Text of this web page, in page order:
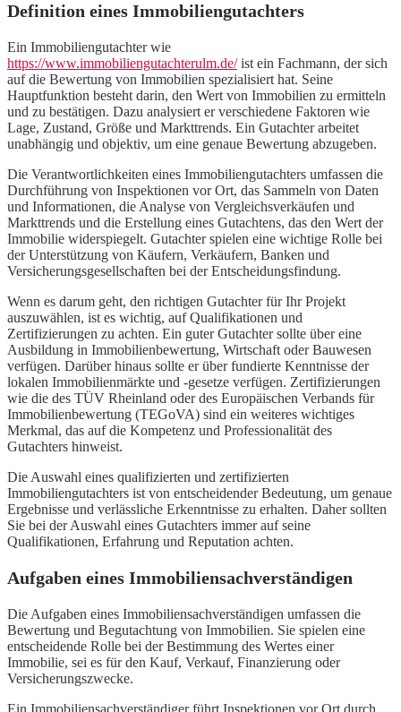
Definition eines Immobiliengutachters
Ein Immobiliengutachter wie
https://www.immobiliengutachterulm.de/ist ein Fachmann, der sich
auf die Bewertung von Immobilien spezialisiert hat. Seine
Hauptfunktion besteht darin, den Wert von Immobilien zu ermitteln
und zu bestätigen. Dazu analysiert er verschiedene Faktoren wie
Lage, Zustand, Größe und Markttrends. Ein Gutachter arbeitet
unabhängig und objektiv, um eine genaue Bewertung abzugeben.
Die Verantwortlichkeiten eines Immobiliengutachters umfassen die
Durchführung von Inspektionen vor Ort, das Sammeln von Daten
und Informationen, die Analyse von Vergleichsverkäufen und
Markttrends und die Erstellung eines Gutachtens, das den Wert der
Immobilie widerspiegelt. Gutachter spielen eine wichtige Rolle bei
der Unterstützung von Käufern, Verkäufern, Banken und
Versicherungsgesellschaften bei der Entscheidungsfindung.
Wenn es darum geht, den richtigen Gutachter für Ihr Projekt
auszuwählen, ist es wichtig, auf Qualifikationen und
Zertifizierungen zu achten. Ein guter Gutachter sollte über eine
Ausbildung in Immobilienbewertung, Wirtschaft oder Bauwesen
verfügen. Darüber hinaus sollte er über fundierte Kenntnisse der
lokalen Immobilienmärkte und -gesetze verfügen. Zertifizierungen
wie die des TÜV Rheinland oder des Europäischen Verbands für
Immobilienbewertung (TEGoVA) sind ein weiteres wichtiges
Merkmal, das auf die Kompetenz und Professionalität des
Gutachters hinweist.
Die Auswahl eines qualifizierten und zertifizierten
Immobiliengutachters ist von entscheidender Bedeutung, um genaue
Ergebnisse und verlässliche Erkenntnisse zu erhalten. Daher sollten
Sie bei der Auswahl eines Gutachters immer auf seine
Qualifikationen, Erfahrung und Reputation achten.
Aufgaben eines Immobiliensachverständigen
Die Aufgaben eines Immobiliensachverständigen umfassen die
Bewertung und Begutachtung von Immobilien. Sie spielen eine
entscheidende Rolle bei der Bestimmung des Wertes einer
Immobilie, sei es für den Kauf, Verkauf, Finanzierung oder
Versicherungszwecke.